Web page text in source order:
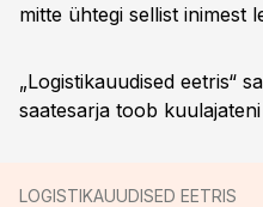
mitte ühtegi sellist inimest
„Logistikauudised eetris“
saatesarja toob kuulajateni
LOGISTIKAUUDISED EETRIS